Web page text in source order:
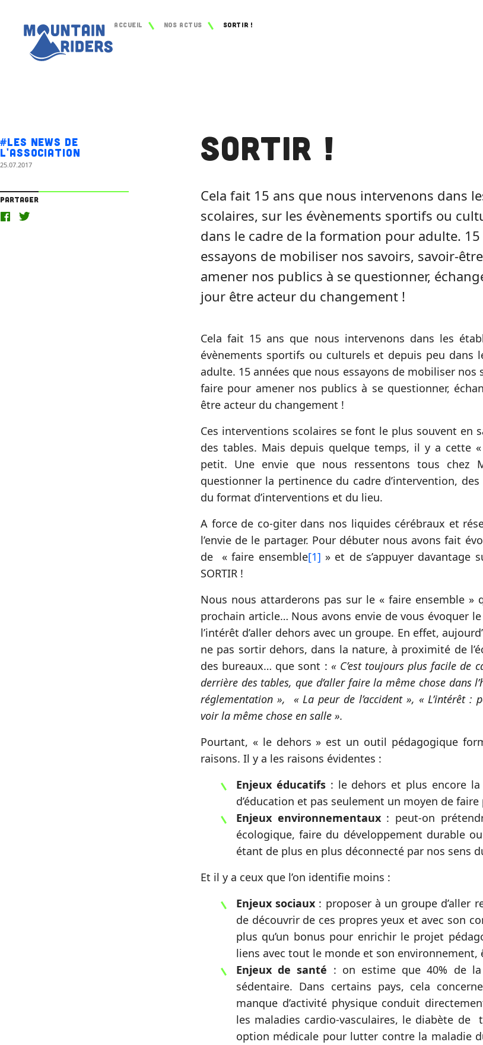
Accueil Nos actus Sortir !
#Les news de
l'association
25.07.2017
Partager
Sortir !
Cela fait 15 ans que nous intervenons dans
scolaires, sur les évènements sportifs ou
dans le cadre de la formation pour adulte.
essayons de mobiliser nos savoirs, savoir-
amener nos publics à se questionner,
jour être acteur du changement !
Cela fait 15 ans que nous intervenons dans les
évènements sportifs ou culturels et depuis peu dans
adulte. 15 années que nous essayons de mobiliser nos
faire pour amener nos publics à se questionner,
être acteur du changement !
Ces interventions scolaires se font le plus souvent en
des tables. Mais depuis quelque temps, il y a cette
petit. Une envie que nous ressentons tous chez
questionner la pertinence du cadre d’intervention,
du format d’interventions et du lieu.
A force de co-giter dans nos liquides cérébraux et
l’envie de le partager. Pour débuter nous avons fait
de « faire ensemble[1] » et de s’appuyer davantage
SORTIR !
Nous nous attarderons pas sur le « faire ensemble »
prochain article… Nous avons envie de vous évoquer
l’intérêt d’aller dehors avec un groupe. En effet,
ne pas sortir dehors, dans la nature, à proximité de
des bureaux… que sont : « C’est toujours plus facile de
derrière des tables, que d’aller faire la même chose dans
réglementation », « La peur de l’accident », « L’intérêt :
voir la même chose en salle ».
Pourtant, « le dehors » est un outil pédagogique
raisons. Il y a les raisons évidentes :
Enjeux éducatifs: le dehors et plus encore
d’éducation et pas seulement un moyen de faire
Enjeux environnementaux: peut-on
écologique, faire du développement durable
étant de plus en plus déconnecté par nos sens
Et il y a ceux que l’on identifie moins :
Enjeux sociaux : proposer à un groupe d’aller
de découvrir de ces propres yeux et avec son
plus qu’un bonus pour enrichir le projet
liens avec tout le monde et son environnement,
Enjeux de santé : on estime que 40% de
sédentaire. Dans certains pays, cela
manque d’activité physique conduit
les maladies cardio-vasculaires, le diabète de
option médicale pour lutter contre la maladie